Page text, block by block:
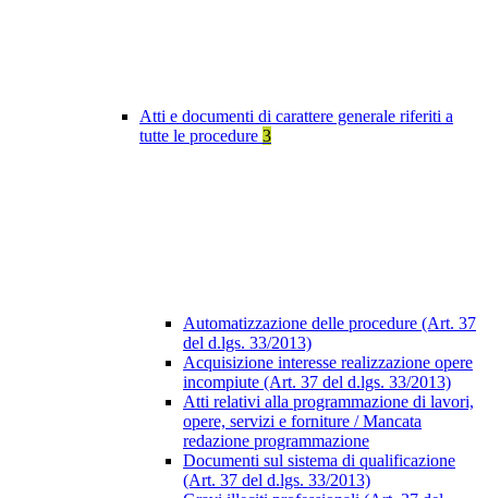
Atti e documenti di carattere generale riferiti a
tutte le procedure 3
Automatizzazione delle procedure (Art. 37
del d.lgs. 33/2013)
Acquisizione interesse realizzazione opere
incompiute (Art. 37 del d.lgs. 33/2013)
Atti relativi alla programmazione di lavori,
opere, servizi e forniture / Mancata
redazione programmazione
Documenti sul sistema di qualificazione
(Art. 37 del d.lgs. 33/2013)